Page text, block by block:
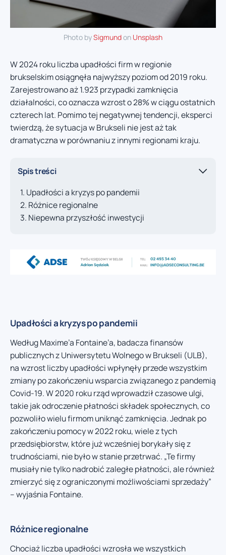
Photo bySigmundon Unsplash
W 2024 roku liczba upadłości firm w regionie
brukselskim osiągnęła najwyższy poziom od 2019 roku.
Zarejestrowano aż 1.923 przypadki zamknięcia
działalności, co oznacza wzrost o 28% w ciągu ostatnich
czterech lat. Pomimo tej negatywnej tendencji, eksperci
twierdzą, że sytuacja w Brukseli nie jest aż tak
dramatyczna w porównaniu z innymi regionami kraju.
Spis treści
Upadłości a kryzys po pandemii
Różnice regionalne
Niepewna przyszłość inwestycji
Upadłości a kryzys po pandemii
Według Maxime’a Fontaine’a, badacza finansów
publicznych z Uniwersytetu Wolnego w Brukseli (ULB),
na wzrost liczby upadłości wpłynęły przede wszystkim
zmiany po zakończeniu wsparcia związanego z pandemią
Covid-19. W 2020 roku rząd wprowadził czasowe ulgi,
takie jak odroczenie płatności składek społecznych, co
pozwoliło wielu firmom uniknąć zamknięcia. Jednak po
zakończeniu pomocy w 2022 roku, wiele z tych
przedsiębiorstw, które już wcześniej borykały się z
trudnościami, nie było w stanie przetrwać. „Te firmy
musiały nie tylko nadrobić zaległe płatności, ale również
zmierzyć się z ograniczonymi możliwościami sprzedaży”
– wyjaśnia Fontaine.
Różnice regionalne
Chociaż liczba upadłości wzrosła we wszystkich